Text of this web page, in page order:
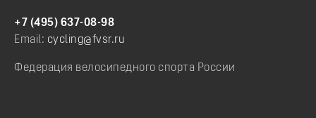
+7 (495) 637-08-98
Email: cycling@fvsr.ru
Федерация велосипедного спорта России